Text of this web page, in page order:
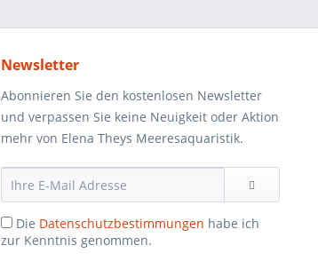
Newsletter
Abonnieren Sie den kostenlosen Newsletter
und verpassen Sie keine Neuigkeit oder Aktion
mehr von Elena Theys Meeresaquaristik.
Die Datenschutzbestimmungen habe ich
zur Kenntnis genommen.